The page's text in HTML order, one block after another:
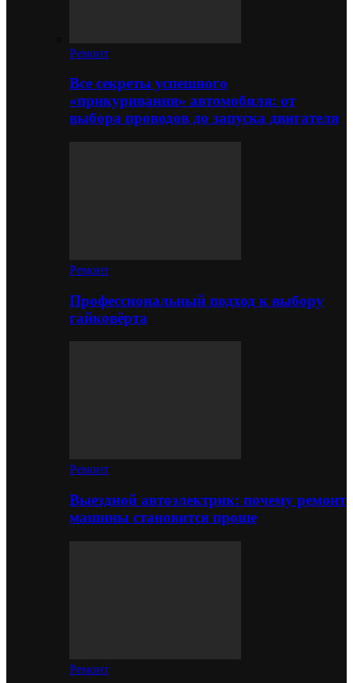
Ремонт
Все секреты успешного
«прикуривания» автомобиля: от
выбора проводов до запуска двигателя
Ремонт
Профессиональный подход к выбору
гайковёрта
Ремонт
Выездной автоэлектрик: почему ремонт
машины становится проще
Ремонт